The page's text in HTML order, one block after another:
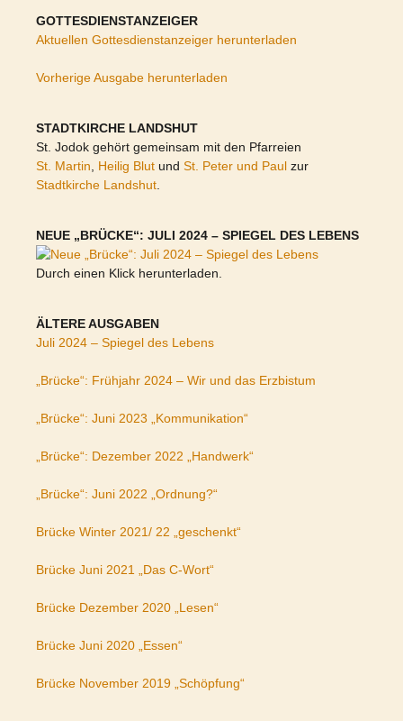
GOTTESDIENSTANZEIGER
Aktuellen Gottesdienstanzeiger herunterladen
Vorherige Ausgabe herunterladen
STADTKIRCHE LANDSHUT
St. Jodok gehört gemeinsam mit den Pfarreien
St. Martin
Heilig Blut und St. Peter und Paul zur
Stadtkirche Landshut
NEUE „BRÜCKE“: JULI 2024 – SPIEGEL DES LEBENS
Durch einen Klick herunterladen.
ÄLTERE AUSGABEN
Juli 2024 – Spiegel des Lebens
„Brücke“: Frühjahr 2024 – Wir und das Erzbistum
„Brücke“: Juni 2023 „Kommunikation“
„Brücke“: Dezember 2022 „Handwerk“
„Brücke“: Juni 2022 „Ordnung?“
Brücke Winter 2021/ 22 „geschenkt“
Brücke Juni 2021 „Das C-Wort“
Brücke Dezember 2020 „Lesen“
Brücke Juni 2020 „Essen“
Brücke November 2019 „Schöpfung“